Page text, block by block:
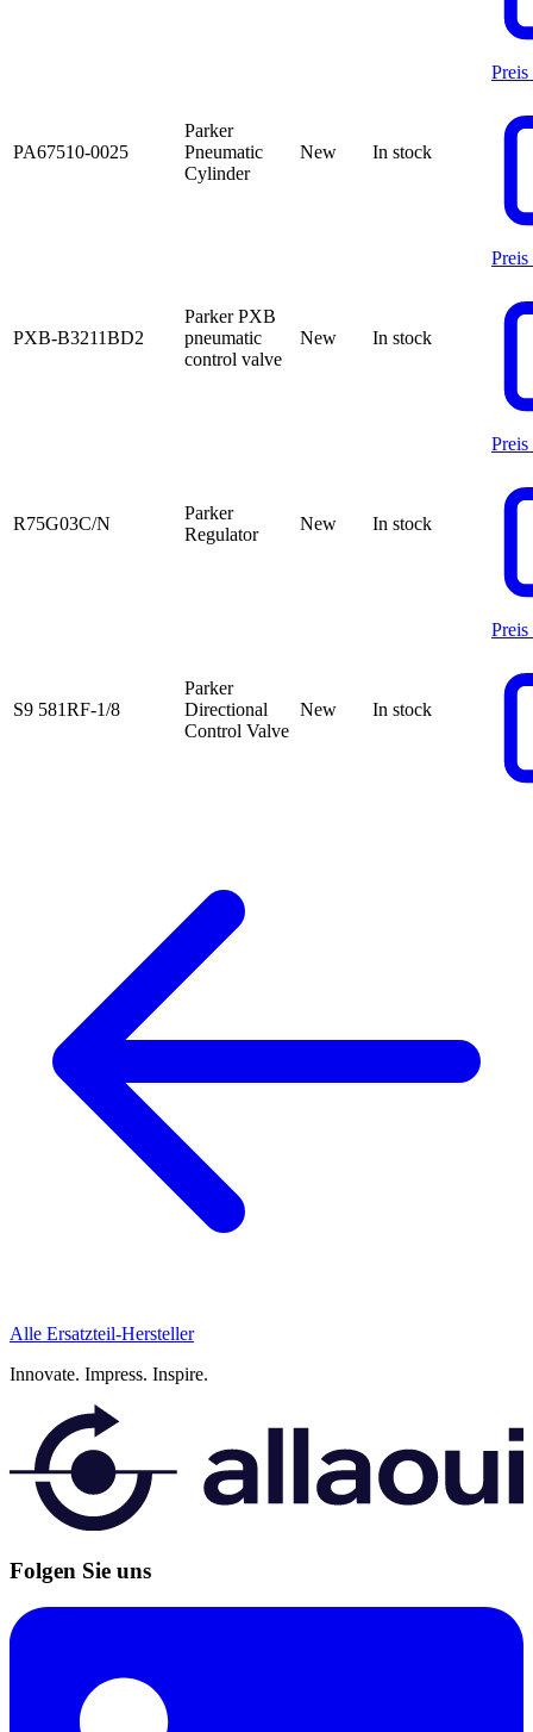
PA67510-0025
Parker
Pneumatic
Cylinder
New In stock
Preis
PXB-B3211BD2
Parker PXB
pneumatic
control valve
New In stock
Preis
R75G03C/N
Parker
Regulator
New In stock
Preis
S9 581RF-1/8
Parker
Directional
Control Valve
New In stock
Preis
Alle Ersatzteil-Hersteller
Innovate. Impress. Inspire.
Folgen Sie uns